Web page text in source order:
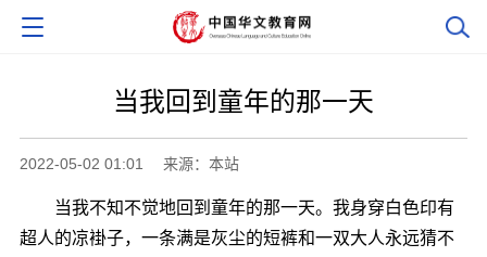
当我回到童年的那一天
2022-05-02 01:01 来源：本站
当我不知不觉地回到童年的那一天。我身穿白色印有
超人的凉褂子，一条满是灰尘的短裤和一双大人永远猜不